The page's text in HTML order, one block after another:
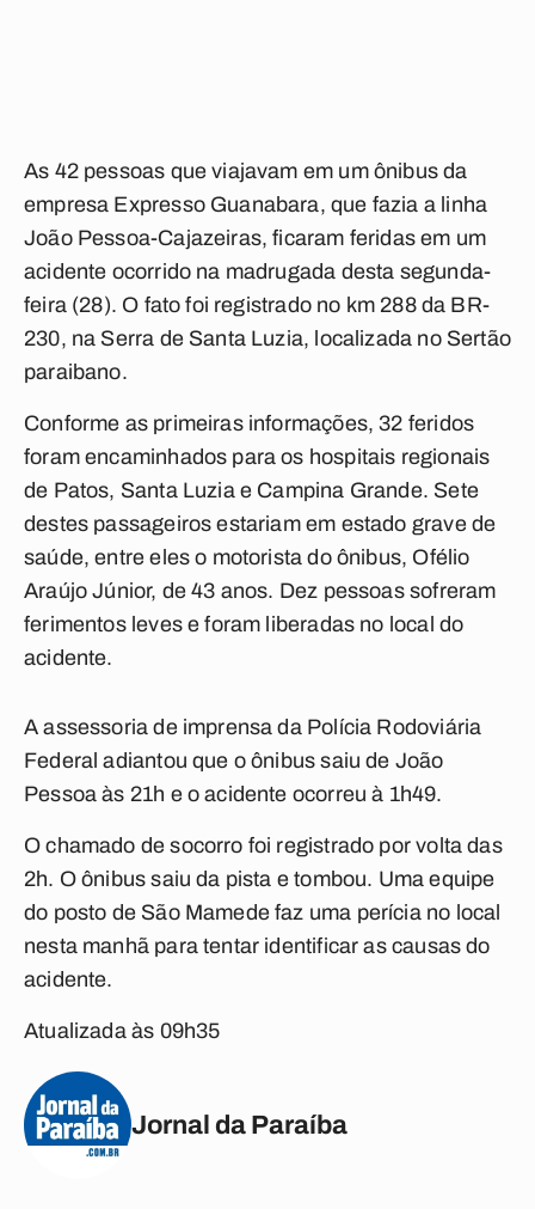
As 42 pessoas que viajavam em um ônibus da
empresa Expresso Guanabara, que fazia a linha
João Pessoa-Cajazeiras, ficaram feridas em um
acidente ocorrido na madrugada desta segunda-
feira (28). O fato foi registrado no km 288 da BR-
230, na Serra de Santa Luzia, localizada no Sertão
paraibano.
Conforme as primeiras informações, 32 feridos
foram encaminhados para os hospitais regionais
de Patos, Santa Luzia e Campina Grande. Sete
destes passageiros estariam em estado grave de
saúde, entre eles o motorista do ônibus, Ofélio
Araújo Júnior, de 43 anos. Dez pessoas sofreram
ferimentos leves e foram liberadas no local do
acidente.
A assessoria de imprensa da Polícia Rodoviária
Federal adiantou que o ônibus saiu de João
Pessoa às 21h e o acidente ocorreu à 1h49.
O chamado de socorro foi registrado por volta das
2h. O ônibus saiu da pista e tombou. Uma equipe
do posto de São Mamede faz uma perícia no local
nesta manhã para tentar identificar as causas do
acidente.
Atualizada às 09h35
Jornal da Paraíba